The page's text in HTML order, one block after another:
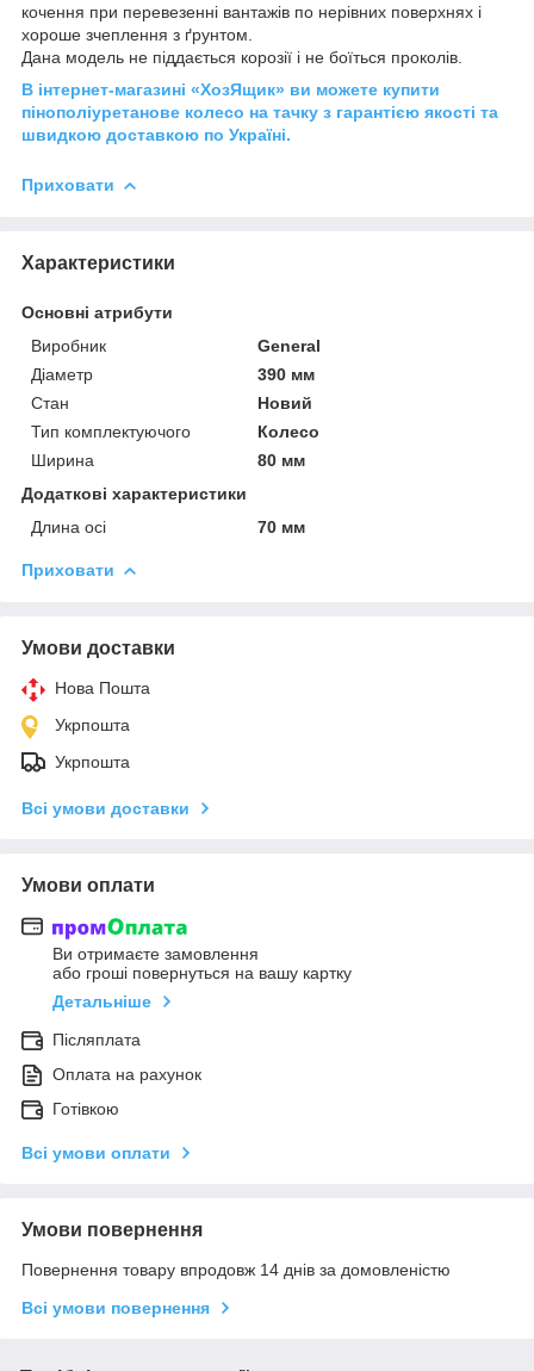
кочення при перевезенні вантажів по нерівних поверхнях і
хороше зчеплення з ґрунтом.
Дана модель не піддається корозії і не боїться проколів.
В інтернет-магазині «ХозЯщик» ви можете купити
пінополіуретанове колесо на тачку з гарантією якості та
швидкою доставкою по Україні.
Приховати
Характеристики
Основні атрибути
Виробник
General
Діаметр
390 мм
Стан
Новий
Тип комплектуючого
Колесо
Ширина
80 мм
Додаткові характеристики
Длина осі
70 мм
Приховати
Умови доставки
Нова Пошта
Укрпошта
Укрпошта
Всі умови доставки
Умови оплати
Ви отримаєте замовлення
або гроші повернуться на вашу картку
Детальніше
Післяплата
Оплата на рахунок
Готівкою
Всі умови оплати
Умови повернення
Повернення товару впродовж 14 днів за домовленістю
Всі умови повернення